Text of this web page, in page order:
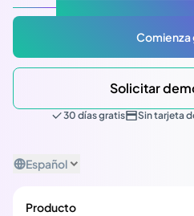
Comienza
Solicitar
30 días gratis Sin tarjeta
Español
Producto